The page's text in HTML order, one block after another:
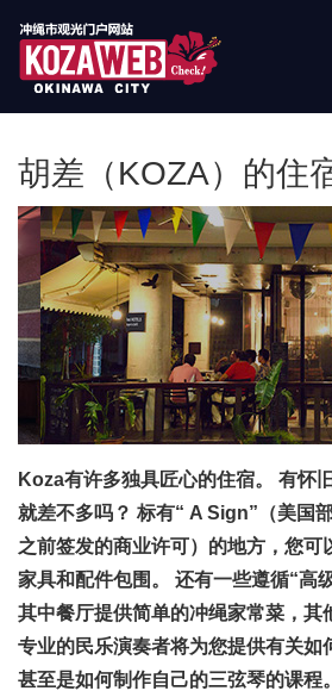
冲绳市旅游门户网站
胡差（KOZA）的住
Koza有许多独具匠心的住宿。 有怀
就差不多吗？ 标有“ A Sign”（美国
之前签发的商业许可）的地方，您可
家具和配件包围。 还有一些遵循“高
其中餐厅提供简单的冲绳家常菜，其
专业的民乐演奏者将为您提供有关如
甚至是如何制作自己的三弦琴的课程